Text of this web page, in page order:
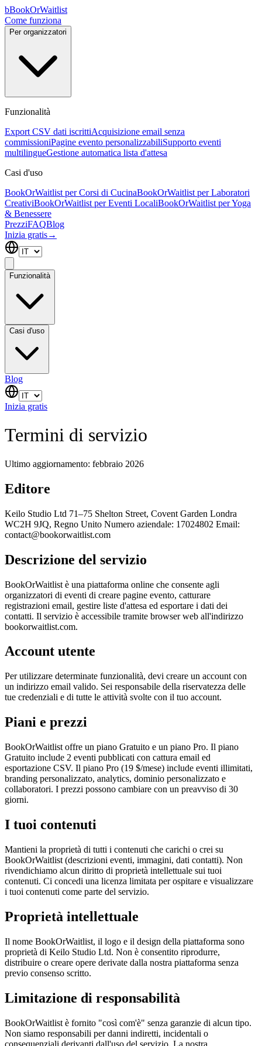
bBookOrWaitlist
Come funziona
Per organizzatori
Funzionalità
Export CSV dati iscrittiAcquisizione email senza
commissioniPagine evento personalizzabiliSupporto eventi
multilingueGestione automatica lista d'attesa
Casi d'uso
BookOrWaitlist per Corsi di CucinaBookOrWaitlist per Laboratori
CreativiBookOrWaitlist per Eventi LocaliBookOrWaitlist per Yoga
& Benessere
PrezziFAQBlog
Inizia gratis→
Funzionalità
Casi d'uso
Blog
Inizia gratis
Termini di servizio
Ultimo aggiornamento: febbraio 2026
Editore
Keilo Studio Ltd 71–75 Shelton Street, Covent Garden Londra
WC2H 9JQ, Regno Unito Numero aziendale: 17024802 Email:
contact@bookorwaitlist.com
Descrizione del servizio
BookOrWaitlist è una piattaforma online che consente agli
organizzatori di eventi di creare pagine evento, catturare
registrazioni email, gestire liste d'attesa ed esportare i dati dei
contatti. Il servizio è accessibile tramite browser web all'indirizzo
bookorwaitlist.com.
Account utente
Per utilizzare determinate funzionalità, devi creare un account con
un indirizzo email valido. Sei responsabile della riservatezza delle
tue credenziali e di tutte le attività svolte con il tuo account.
Piani e prezzi
BookOrWaitlist offre un piano Gratuito e un piano Pro. Il piano
Gratuito include 2 eventi pubblicati con cattura email ed
esportazione CSV. Il piano Pro (19 $/mese) include eventi illimitati,
branding personalizzato, analytics, dominio personalizzato e
collaboratori. I prezzi possono cambiare con un preavviso di 30
giorni.
I tuoi contenuti
Mantieni la proprietà di tutti i contenuti che carichi o crei su
BookOrWaitlist (descrizioni eventi, immagini, dati contatti). Non
rivendichiamo alcun diritto di proprietà intellettuale sui tuoi
contenuti. Ci concedi una licenza limitata per ospitare e visualizzare
i tuoi contenuti come parte del servizio.
Proprietà intellettuale
Il nome BookOrWaitlist, il logo e il design della piattaforma sono
proprietà di Keilo Studio Ltd. Non è consentito riprodurre,
distribuire o creare opere derivate dalla nostra piattaforma senza
previo consenso scritto.
Limitazione di responsabilità
BookOrWaitlist è fornito "così com'è" senza garanzie di alcun tipo.
Non siamo responsabili per danni indiretti, incidentali o
consequenziali derivanti dall'uso del servizio. La nostra